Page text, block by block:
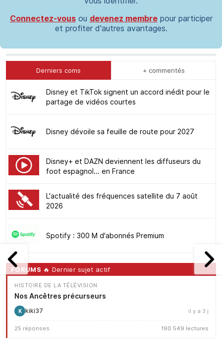
Connectez-vousou devenez membrepour participer
et profiter d'autres avantages.
Derniers coms + commentés
Disney et TikTok signent un accord inédit pour le
partage de vidéos courtes
Disney dévoile sa feuille de route pour 2027
Disney+ et DAZN deviennent les diffuseurs du
foot espagnol... en France
L'actualité des fréquences satellite du 7 août
2026
Spotify : 300 M d'abonnés Premium
FORUMS 🔥 Dernier sujet actif
HISTOIRE DE LA TÉLÉVISION
Nos Ancêtres précurseurs
K kiki37 il y a 3 j
25 réponses 190 549 lectures